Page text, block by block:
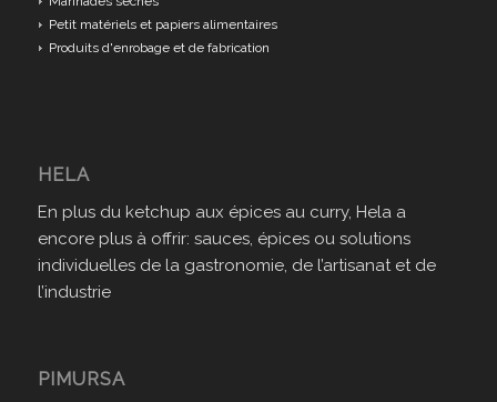
Petit matériels et papiers alimentaires
Produits d'enrobage et de fabrication
HELA
En plus du ketchup aux épices au curry, Hela a
encore plus à offrir: sauces, épices ou solutions
individuelles de la gastronomie, de l’artisanat et de
l’industrie
PIMURSA